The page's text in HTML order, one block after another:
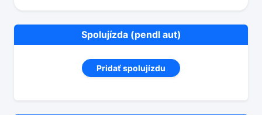
Spolujízda (pendl aut)
Pridať spolujízdu